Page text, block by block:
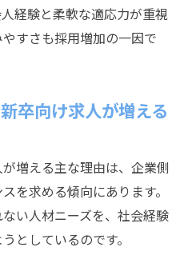
験と第二新卒の関係性
の日程や倍率情報の確認
二新卒を積極採用
卒採用に注力する理由
向け採用枠が拡大中
優良企業の特徴とは
経験と柔軟な適応力が重視
すさも採用増加の一因で
卒向け求人が増える
増える主な理由は、企業側
を求める傾向にあります。
い人材ニーズを、社会経験
としているのです。